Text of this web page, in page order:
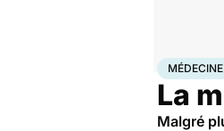
AccueilSanté
La
Malgré